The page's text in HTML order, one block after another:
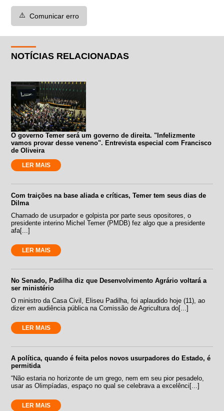
⚠️ Comunicar erro
NOTÍCIAS RELACIONADAS
O governo Temer será um governo de direita. "Infelizmente
vamos provar desse veneno". Entrevista especial com Francisco
de Oliveira
LER MAIS
Com traições na base aliada e críticas, Temer tem seus dias de
Dilma
Chamado de usurpador e golpista por parte seus opositores, o
presidente interino Michel Temer (PMDB) fez algo que a presidente
afa[...]
LER MAIS
No Senado, Padilha diz que Desenvolvimento Agrário voltará a
ser ministério
O ministro da Casa Civil, Eliseu Padilha, foi aplaudido hoje (11), ao
dizer em audiência pública na Comissão de Agricultura do[...]
LER MAIS
A política, quando é feita pelos novos usurpadores do Estado, é
permitida
“Não estaria no horizonte de um grego, nem em seu pior pesadelo,
usar as Olimpíadas, espaço no qual se celebrava a excelênci[...]
LER MAIS